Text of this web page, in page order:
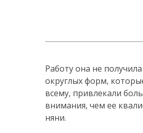
Работу она не
округлых форм,
всему, привлекали
внимания, чем ее
няни.